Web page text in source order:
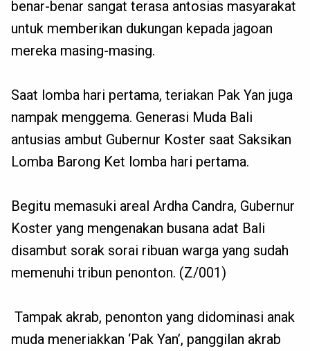
benar-benar sangat terasa antosias masyarakat
untuk memberikan dukungan kepada jagoan
mereka masing-masing.
Saat lomba hari pertama, teriakan Pak Yan juga
nampak menggema. Generasi Muda Bali
antusias ambut Gubernur Koster saat Saksikan
Lomba Barong Ket lomba hari pertama.
Begitu memasuki areal Ardha Candra, Gubernur
Koster yang mengenakan busana adat Bali
disambut sorak sorai ribuan warga yang sudah
memenuhi tribun penonton. (Z/001)
Tampak akrab, penonton yang didominasi anak
muda meneriakkan ‘Pak Yan’, panggilan akrab